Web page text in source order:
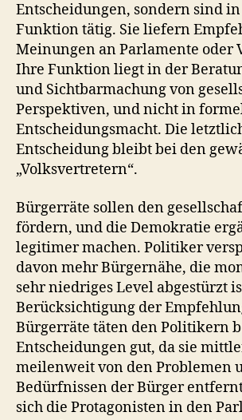
Entscheidungen, sondern sind
Funktion tätig. Sie liefern
Meinungen an Parlamente oder
Ihre Funktion liegt in der
und Sichtbarmachung von
Perspektiven, und nicht in
Entscheidungs­macht. Die
Entscheidung bleibt bei den
„Volksvertretern“.
Bürgerräte sollen den
fördern, und die Demokratie
legitimer machen. Politiker
davon mehr Bürgernähe, die
sehr niedriges Level abgestürzt
Berücksichtigung der
Bürgerräte täten den Politikern
Entscheidungen gut, da sie
meilenweit von den Problemen
Bedürfnissen der Bürger
sich die Protagonisten in den